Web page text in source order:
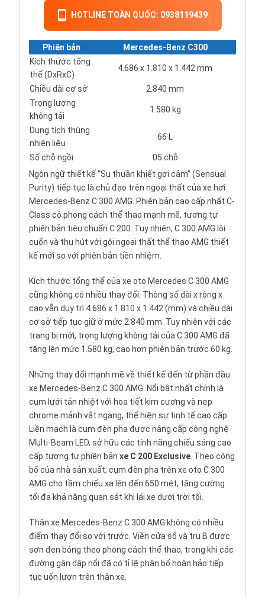
HOTLINE TOÀN QUỐC: 0938119439
Phiên bản
Mercedes-Benz C300
Kích thước tổng
thể (DxRxC)
4.686 x 1.810 x 1.442 mm
Chiều dài cơ sở
2.840 mm
Trọng lượng
không tải
1.580 kg
Dung tích thùng
nhiên liệu
66 L
Số chỗ ngồi
05 chỗ
Ngôn ngữ thiết kế “Sụ thuần khiết gợi cảm” (Sensual
Purity) tiếp tục là chủ đạo trên ngoại thất của xe hơi
Mercedes-Benz C 300 AMG. Phiên bản cao cấp nhất C-
Class có phong cách thể thao mạnh mẽ, tương tự
phiên bản tiêu chuẩn C 200. Tuy nhiên, C 300 AMG lôi
cuốn và thu hút với gói ngoại thất thể thao AMG thiết
kế mới so với phiên bản tiền nhiệm.
Kích thước tổng thể của xe oto Mercedes C 300 AMG
cũng không có nhiều thay đổi. Thông số dài x rộng x
cao vẫn duy trì 4.686 x 1.810 x 1.442 (mm) và chiều dài
cơ sở tiếp tục giữ ở mức 2.840 mm. Tuy nhiên với các
trang bị mới, trọng lượng không tải của C 300 AMG đã
tăng lên mức 1.580 kg, cao hơn phiên bản trước 60 kg.
Những thay đổi mạnh mẽ về thiết kế đến từ phần đầu
xe Mercedes-Benz C 300 AMG. Nổi bật nhất chính là
cụm lưới tản nhiệt với họa tiết kim cương và nẹp
chrome mảnh vắt ngang, thể hiện sự tinh tế cao cấp.
Liền mạch là cụm đèn pha được nâng cấp công nghệ
Multi-Beam LED, sở hữu các tính năng chiếu sáng cao
cấp tương tự phiên bản xe C 200 Exclusive. Theo công
bố của nhà sản xuất, cụm đèn pha trên xe oto C 300
AMG cho tầm chiếu xa lên đến 650 mét, tăng cường
tối đa khả năng quan sát khi lái xe dưới trời tối.
Thân xe Mercedes-Benz C 300 AMG không có nhiều
điểm thay đổi so với trước. Viền cửa sổ và trụ B được
sơn đen bóng theo phong cách thể thao, trong khi các
đường gân dập nổi đã có tỉ lệ phân bổ hoàn hảo tiếp
tục uốn lượn trên thân xe.